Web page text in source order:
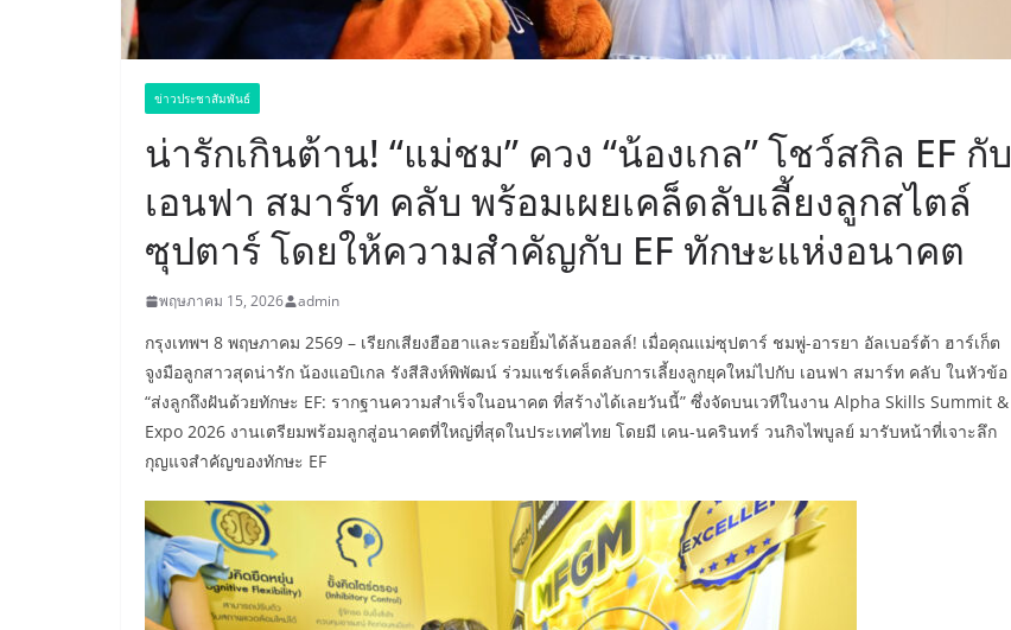
ข่าวประชาสัมพันธ์
น่ารักเกินต้าน! “แม่ชม” ควง “น้องเกล” โชว์สกิล EF กับ
เอนฟา สมาร์ท คลับ พร้อมเผยเคล็ดลับเลี้ยงลูกสไตล์
ซุปตาร์ โดยให้ความสำคัญกับ EF ทักษะแห่งอนาคต
พฤษภาคม 15, 2026 admin
กรุงเทพฯ 8 พฤษภาคม 2569 – เรียกเสียงฮือฮาและรอยยิ้มได้ล้นฮอลล์! เมื่อคุณแม่ซุปตาร์ ชมพู่-อารยา อัลเบอร์ต้า ฮาร์เก็ต
จูงมือลูกสาวสุดน่ารัก น้องแอบิเกล รังสีสิงห์พิพัฒน์ ร่วมแชร์เคล็ดลับการเลี้ยงลูกยุคใหม่ไปกับ เอนฟา สมาร์ท คลับ ในหัวข้อ
“ส่งลูกถึงฝันด้วยทักษะ EF: รากฐานความสำเร็จในอนาคต ที่สร้างได้เลยวันนี้” ซึ่งจัดบนเวทีในงาน Alpha Skills Summit &
Expo 2026 งานเตรียมพร้อมลูกสู่อนาคตที่ใหญ่ที่สุดในประเทศไทย โดยมี เคน-นครินทร์ วนกิจไพบูลย์ มารับหน้าที่เจาะลึก
กุญแจสำคัญของทักษะ EF